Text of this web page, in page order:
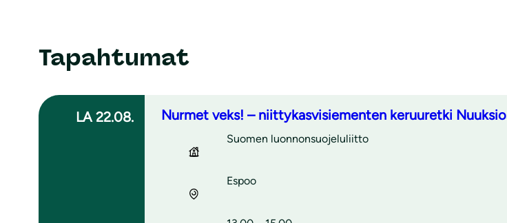
Tapahtumat
LA 22.08. Nurmet veks! – niittykasvisiementen keruuretki
Suomen luonnonsuojeluliitto
Espoo